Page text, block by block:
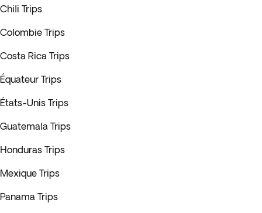
Chili Trips
Colombie Trips
Costa Rica Trips
Équateur Trips
États-Unis Trips
Guatemala Trips
Honduras Trips
Mexique Trips
Panama Trips